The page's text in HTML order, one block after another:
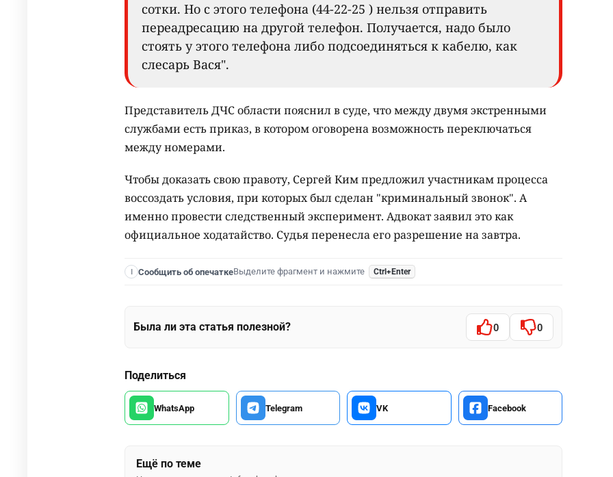
сотки. Но с этого телефона (44-22-25 ) нельзя отправить
переадресацию на другой телефон. Получается, надо было
стоять у этого телефона либо подсоединяться к кабелю, как
слесарь Вася".
Представитель ДЧС области пояснил в суде, что между двумя экстренными
службами есть приказ, в котором оговорена возможность переключаться
между номерами.
Чтобы доказать свою правоту, Сергей Ким предложил участникам процесса
воссоздать условия, при которых был сделан "криминальный звонок". А
именно провести следственный эксперимент. Адвокат заявил это как
официальное ходатайство. Судья перенесла его разрешение на завтра.
I Сообщить об опечаткеВыделите фрагмент и нажмите Ctrl+Enter
Была ли эта статья полезной? 0 0
Поделиться
WhatsApp Telegram VK Facebook
Ещё по теме